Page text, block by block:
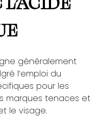
généralement
l’emploi du
pour les
marques tenaces et
le visage.